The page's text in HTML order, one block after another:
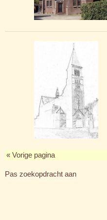
« Vorige pagina
Pas zoekopdracht aan